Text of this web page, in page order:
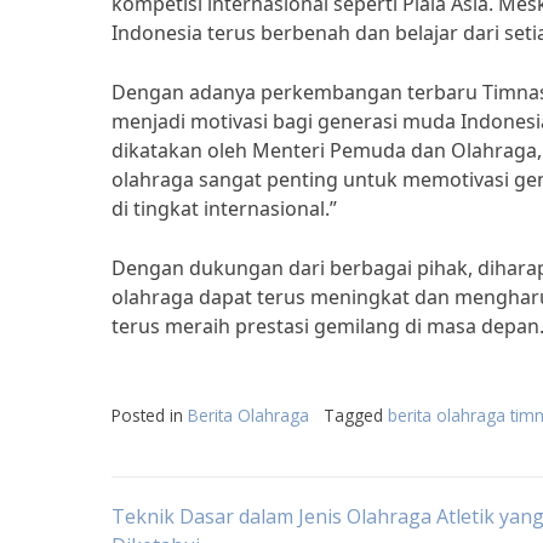
Indonesia terus berbenah dan belajar dari
Dengan adanya perkembangan terbaru
menjadi motivasi bagi generasi muda
dikatakan oleh Menteri Pemuda dan
olahraga sangat penting untuk memotivasi
di tingkat internasional.”
Dengan dukungan dari berbagai pihak,
olahraga dapat terus meningkat dan
terus meraih prestasi gemilang di masa depan.
Posted in Berita Olahraga Tagged berita olahraga
Post
Teknik Dasar dalam Jenis Olahraga Atletik